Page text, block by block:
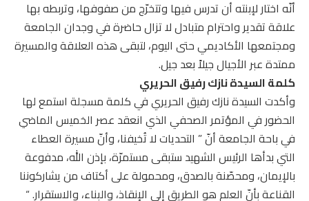
أنّه اختار لإبنته أن تدرس فيها وتتخرّج من صفوفها، وتربطه بها
علاقة تقدير واحترام متبادل لا تزال حاضرة في وجدان الجامعة
ومجتمعها الأكاديمي حتى اليوم، لتبقى هذه العلاقة والمسيرة
ممتدة عبر الأجيال جيلاً بعد جيل.
كلمة السيدة نازك رفيق الحريري
وأكدت السيدة نازك رفيق الحريري في كلمة مسجلة استمع لها
الحضور في المؤتمر الصحفي الذي انعقد عصر الخميس الماضي
في باحة الجامعة أنّ ” التحديات لا تُخيفنا، وأنّ مسيرة العطاء
التي بدأها الرئيس الشهيد ستبقى مستمرّة، بإذن الله، مدفوعة
بالإيمان، ومحصّنة بالصدق، ومحمولة على أكتاف من يشاركوننا
القناعة بأنّ العلم هو الطريق إلى الإنقاذ، والبناء، والاستقرار. “